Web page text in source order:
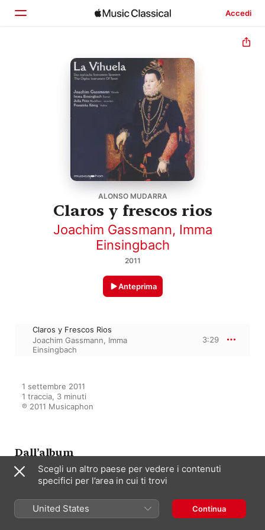
Accedi
ALONSO MUDARRA
Claros y frescos rios
Joachim Gassmann, Imma
Einsingbach
2011
Anteprima
Claros y Frescos Rios
Joachim Gassmann, Imma
Einsingbach
3:29
1 settembre 2011
1 traccia, 3 minuti
℗ 2011 Musicaphon
Dall’album
Imma Einsingbach, Franziska Konig,
Julia Fritz,Joachim Gassmann
Scegli un altro paese per vedere i contenuti
specifici per l’area in cui ti trovi
United States Continua